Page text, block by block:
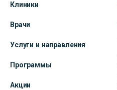
Клиники
Врачи
Услуги и направления
Программы
Акции